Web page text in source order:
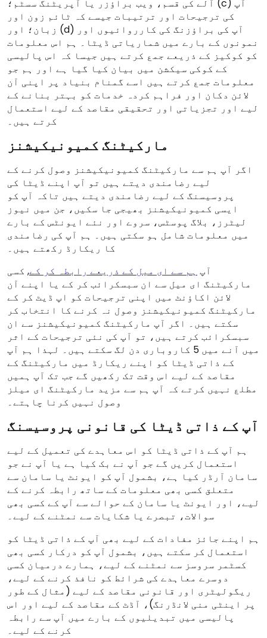
آلے کی قسم، ویب براؤزر یا آپریٹنگ سسٹم؛ (c) آپ
کی ترجیحات اور ترتیبات جیسے کہ ٹائم زون اور
زبان؛ اور (d) آپ کی براؤزنگ کی کارروائیوں اور
نمونوں کے بارے میں شماریاتی ڈیٹا۔ ہم اس معلومات
کو کوکیز کے ذریعے جمع کرتے ہیں جیسا کہ اس پالیسی
کے کوکی سیکشن میں بیان کیا گیا ہے اور ہم جو
معلومات جمع کرتے ہیں اسے گمنام بنیاد پر اپنی آن
لائن دکان اور فراہم کردہ خدمات کو بہتر بنانے کے
لیے اور تجزیاتی اور تحقیقی مقاصد کے لیے استعمال
کرتے ہیں۔
مارکیٹنگ کمیونیکیشنز
اگر آپ ہم سے مارکیٹنگ کمیونیکیشنز وصول کرنے کے
لیے رضامندی دیتے ہیں تو آپ اپنے ڈیٹا کی
پروسیسنگ کے لیے رضامندی دیتے ہیں تاکہ آپ کو
ایسی کمیونیکیشنز بھیجی جا سکیں، جن میں نیوز
لیٹرز، بلاگ پوسٹس، سروے اور نئے ایونٹس کے بارے
میں معلومات شامل ہو سکتی ہیں۔ ہم آپ کی رضامندی
کا ریکارڈ رکھتے ہیں۔
آپ ہم سے ای میل کے ذریعے رابطہ کر کے, کسی
مارکیٹنگ ای میل سے ان سبسکرائب کر کے یا اپنے آن
لائن اکاؤنٹ میں اپنی ترجیحات کو اپ ڈیٹ کر کے
مارکیٹنگ کمیونیکیشنز وصول نہ کرنے کا انتخاب کر
سکتے ہیں۔ اگر آپ مارکیٹنگ کمیونیکیشنز سے ان
سبسکرائب کرتے ہیں، تو آپ کی نئی ترجیحات کے اثر
میں آنے میں 5 کاروباری دن لگ سکتے ہیں۔ لہذا ہم آپ
کے ذاتی ڈیٹا کو اپنے ریکارڈ میں مارکیٹنگ کے
مقاصد کے لیے اس وقت تک رکھیں گے جب تک آپ ہمیں
مطلع نہیں کرتے کہ آپ ہم سے مزید مارکیٹنگ ای میلز
وصول نہیں کرنا چاہتے۔
آپ کے ذاتی ڈیٹا کی قانونی پروسیسنگ
ہم آپ کے ذاتی ڈیٹا کو اس معاہدے کی تعمیل کے لیے
استعمال کریں گے جو آپ نے بک کیا ہے یا آپ نے جو
سامان آرڈر کیا ہے، بشمول آپ کو ایونٹ یا سامان سے
متعلق کسی بھی معلومات کے ساتھ رابطہ کرنے کے
لیے، اور ایونٹ یا سامان کے حوالے سے آپ کے کسی بھی
سوالات، تبصرے یا شکایات سے نمٹنے کے لیے۔
ہم اپنے جائز مفادات کے لیے بھی آپ کے ذاتی ڈیٹا کو
استعمال کر سکتے ہیں، بشمول آپ کو درکار کسی بھی
کسٹمر سروسز سے نمٹنے کے لیے، ہمارے درمیان کسی
دوسرے معاہدے کی شرائط کو نافذ کرنے کے لیے،
ریگولیٹری اور قانونی مقاصد کے لیے (مثال کے طور
پر اینٹی منی لانڈرنگ)، آڈٹ کے مقاصد کے لیے اور اس
پالیسی میں تبدیلیوں کے بارے میں آپ سے رابطہ
کرنے کے لیے۔